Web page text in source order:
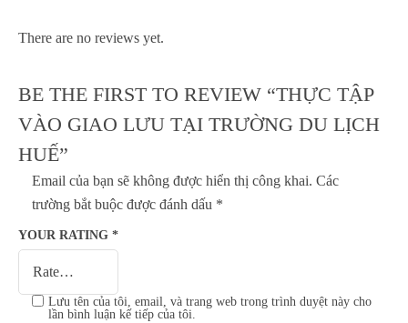
There are no reviews yet.
BE THE FIRST TO REVIEW “THỰC TẬP
VÀO GIAO LƯU TẠI TRƯỜNG DU LỊCH
HUẾ”
Email của bạn sẽ không được hiển thị công khai. Các
trường bắt buộc được đánh dấu *
YOUR RATING *
Lưu tên của tôi, email, và trang web trong trình duyệt này cho
lần bình luận kế tiếp của tôi.